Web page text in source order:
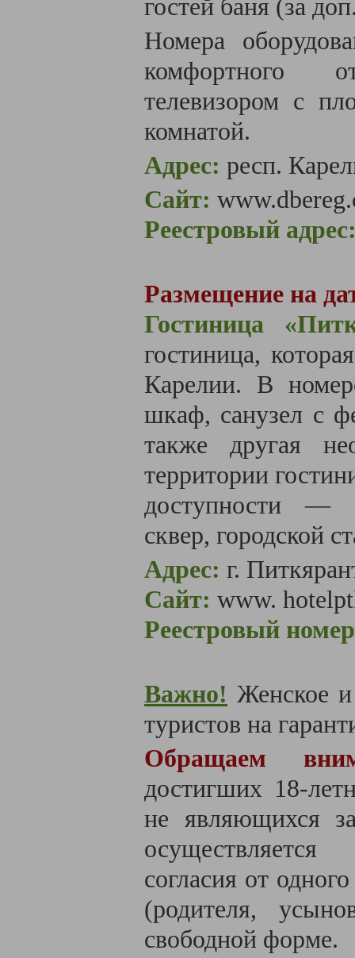
гостей баня (за
Номера
комфортного
телевизором с
комнатой.
Адрес: респ.
Сайт:
Реестровый
Размещение на
Гостиница
гостиница,
Карелии. В
шкаф, санузел с
также другая
территории
доступности —
сквер, городской
Адрес: г.
Сайт: www.
Реестровый
Важно! Женское
туристов на
Обращаем
достигших 18-
не являющихся
согласия от
(родителя,
свободной форме.